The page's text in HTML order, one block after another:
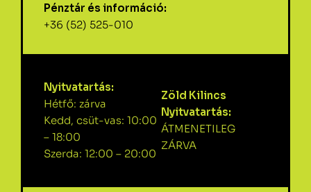
Pénztár és információ:
+36 (52) 525-010
Nyitvatartás:
Hétfő: zárva
Kedd, csüt-vas: 10:00
– 18:00
Szerda: 12:00 – 20:00
Zöld Kilincs
Nyitvatartás:
ÁTMENETILEG
ZÁRVA